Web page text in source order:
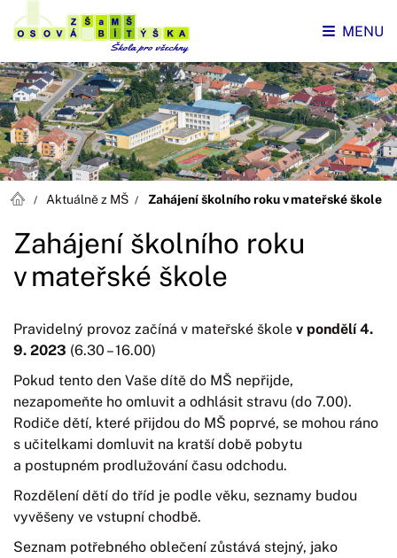
MENU
Aktuálně z MŠ Zahájení školního roku v mateřské škole
Zahájení školního roku
v mateřské škole
Pravidelný provoz začíná v mateřské škole v pondělí 4.
9. 2023 (6.30 – 16.00)
Pokud tento den Vaše dítě do MŠ nepřijde,
nezapomeňte ho omluvit a odhlásit stravu (do 7.00).
Rodiče dětí, které přijdou do MŠ poprvé, se mohou ráno
s učitelkami domluvit na kratší době pobytu
a postupném prodlužování času odchodu.
Rozdělení dětí do tříd je podle věku, seznamy budou
vyvěšeny ve vstupní chodbě.
Seznam potřebného oblečení zůstává stejný, jako